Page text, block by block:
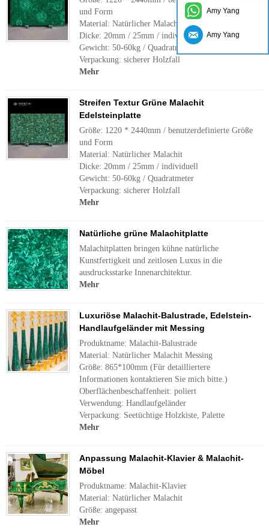
und Form
Material: Natürlicher Malachit
Dicke: 20mm / 25mm / individuell
Gewicht: 50-60kg / Quadratmeter
Verpackung: sicherer Holzfall
Mehr
Streifen Textur Grüne Malachit
Edelsteinplatte
Größe: 1220 * 2440mm / benutzerdefinierte Größe
und Form
Material: Natürlicher Malachit
Dicke: 20mm / 25mm / individuell
Gewicht: 50-60kg / Quadratmeter
Verpackung: sicherer Holzfall
Mehr
Natürliche grüne Malachitplatte
Malachitplatten bringen kühne natürliche
Kunstfertigkeit und zeitlosen Luxus in die
ausdrucksstarke Innenarchitektur.
Mehr
Luxuriöse Malachit-Balustrade, Edelstein-
Handlaufgeländer mit Messing
Produktname: Malachit-Balustrade
Material: Natürlicher Malachit Messing
Größe: 865*100mm (Für detailliertere
Informationen kontaktieren Sie mich bitte.)
Oberflächenbeschaffenheit: poliert
Verwendung: Handlaufgeländer
Verpackung: Seetüchtige Holzkiste, Palette
Mehr
Anpassung Malachit-Klavier & Malachit-
Möbel
Produktname: Malachit-Klavier
Material: Natürlicher Malachit
Größe: angepasst
Mehr
Amy Yang
Amy Yang